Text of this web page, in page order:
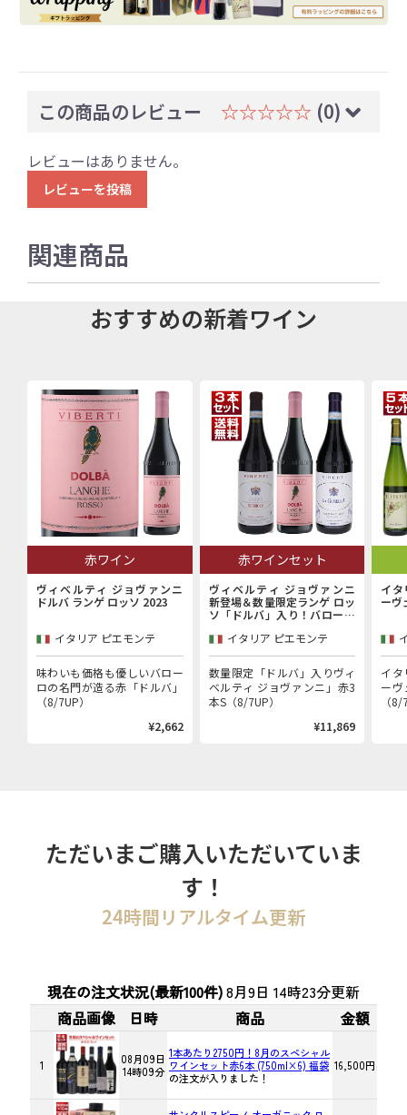
この商品のレビュー ☆☆☆☆☆ (0)
レビューはありません。
レビューを投稿
関連商品
おすすめの新着ワイン
赤ワイン
ヴィベルティ ジョヴァンニ
ドルバ ランゲ ロッソ 2023
イタリア ピエモンテ
味わいも価格も優しいバロー
ロの名門が造る赤「ドルバ」
（8/7UP）
¥2,662
赤ワインセット
ヴィベルティ ジョヴァンニ
新登場＆数量限定ランゲ ロッ
ソ「ドルバ」入り！バローロ
産者「ヴィベルティ ジョヴァ
ンニ」赤3本セット
イタリア ピエモンテ
数量限定「ドルバ」入りヴィ
ベルティ ジョヴァンニ」赤3
本S（8/7UP）
¥11,869
イタ
ーヴ
イタ
ー
（
ただいまご購入いただいていま
す！
24時間リアルタイム更新